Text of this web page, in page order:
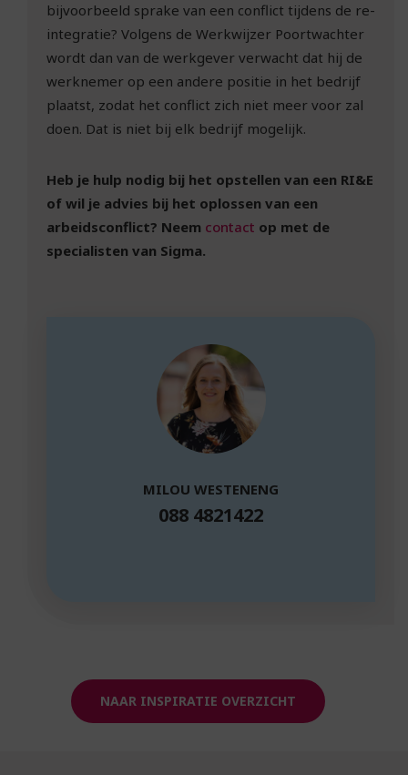
bijvoorbeeld sprake van een conflict tijdens de re-
integratie? Volgens de Werkwijzer Poortwachter
wordt dan van de werkgever verwacht dat hij de
werknemer op een andere positie in het bedrijf
plaatst, zodat het conflict zich niet meer voor zal
doen. Dat is niet bij elk bedrijf mogelijk.
Heb je hulp nodig bij het opstellen van een RI&E
of wil je advies bij het oplossen van een
arbeidsconflict? Neem contact op met de
specialisten van Sigma.
MILOU WESTENENG
088 4821422
NAAR INSPIRATIE OVERZICHT